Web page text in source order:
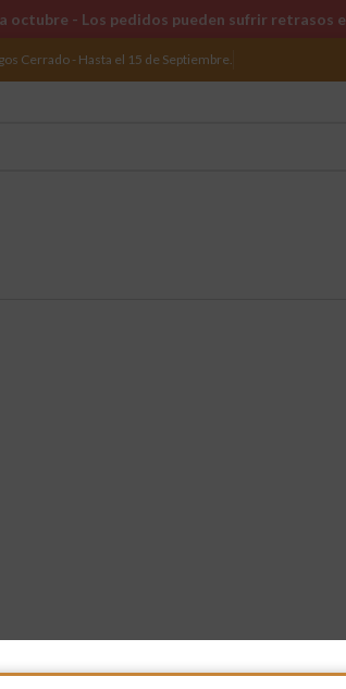
Cerrado - Hasta el 15 de Septiembre.
- Los pedidos pueden sufrir retrasos